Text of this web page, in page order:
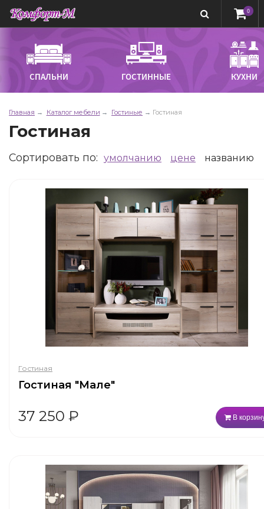
0
СПАЛЬНИ ГОСТИННЫЕ КУХНИ
Главная Каталог мебели Гостиные Гостиная
Гостиная
Сортировать по: умолчанию цене названию
Гостиная
Гостиная "Мале"
37 250 ₽ В